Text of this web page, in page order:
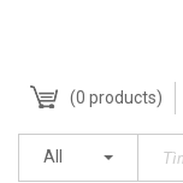
(0 products)
All